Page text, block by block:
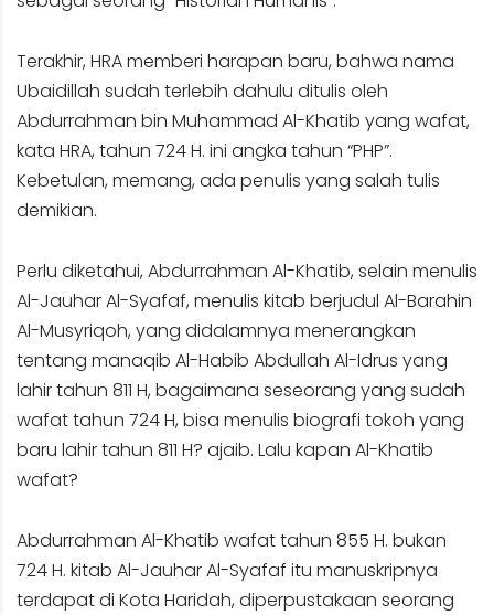
Terakhir, HRA memberi harapan baru, bahwa nama
Ubaidillah sudah terlebih dahulu ditulis oleh
Abdurrahman bin Muhammad Al-Khatib yang wafat,
kata HRA, tahun 724 H. ini angka tahun “PHP”.
Kebetulan, memang, ada penulis yang salah tulis
demikian.
Perlu diketahui, Abdurrahman Al-Khatib, selain menulis
Al-Jauhar Al-Syafaf, menulis kitab berjudul Al-Barahin
Al-Musyriqoh, yang didalamnya menerangkan
tentang manaqib Al-Habib Abdullah Al-Idrus yang
lahir tahun 811 H, bagaimana seseorang yang sudah
wafat tahun 724 H, bisa menulis biografi tokoh yang
baru lahir tahun 811 H? ajaib. Lalu kapan Al-Khatib
wafat?
Abdurrahman Al-Khatib wafat tahun 855 H. bukan
724 H. kitab Al-Jauhar Al-Syafaf itu manuskripnya
terdapat di Kota Haridah, diperpustakaan seorang